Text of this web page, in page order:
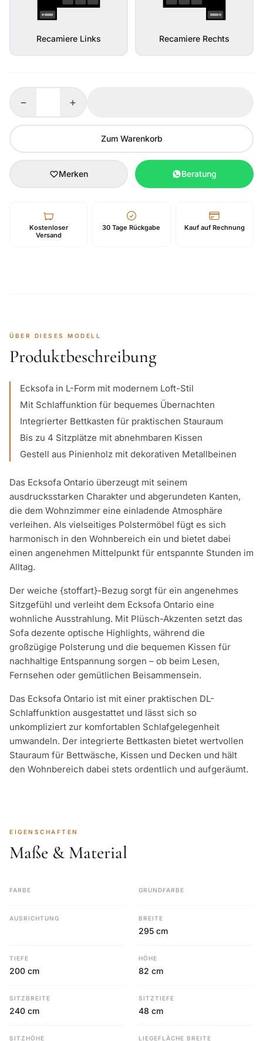
Recamiere Links Recamiere Rechts
− +
Zum Warenkorb
Merken Beratung
Kostenloser
Versand
30 Tage Rückgabe Kauf auf Rechnung
ÜBER DIESES MODELL
Produktbeschreibung
Ecksofa in L-Form mit modernem Loft-Stil
Mit Schlaffunktion für bequemes Übernachten
Integrierter Bettkasten für praktischen Stauraum
Bis zu 4 Sitzplätze mit abnehmbaren Kissen
Gestell aus Pinienholz mit dekorativen Metallbeinen
Das Ecksofa Ontario überzeugt mit seinem
ausdrucksstarken Charakter und abgerundeten Kanten,
die dem Wohnzimmer eine einladende Atmosphäre
verleihen. Als vielseitiges Polstermöbel fügt es sich
harmonisch in den Wohnbereich ein und bietet dabei
einen angenehmen Mittelpunkt für entspannte Stunden im
Alltag.
Der weiche {stoffart}-Bezug sorgt für ein angenehmes
Sitzgefühl und verleiht dem Ecksofa Ontario eine
wohnliche Ausstrahlung. Mit Plüsch-Akzenten setzt das
Sofa dezente optische Highlights, während die
großzügige Polsterung und die bequemen Kissen für
nachhaltige Entspannung sorgen – ob beim Lesen,
Fernsehen oder gemütlichen Beisammensein.
Das Ecksofa Ontario ist mit einer praktischen DL-
Schlaffunktion ausgestattet und lässt sich so
unkompliziert zur komfortablen Schlafgelegenheit
umwandeln. Der integrierte Bettkasten bietet wertvollen
Stauraum für Bettwäsche, Kissen und Decken und hält
den Wohnbereich dabei stets ordentlich und aufgeräumt.
EIGENSCHAFTEN
Maße & Material
FARBE GRUNDFARBE
AUSRICHTUNG BREITE
295 cm
TIEFE
200 cm
HÖHE
82 cm
SITZBREITE
240 cm
SITZTIEFE
48 cm
SITZHÖHE LIEGEFLÄCHE BREITE